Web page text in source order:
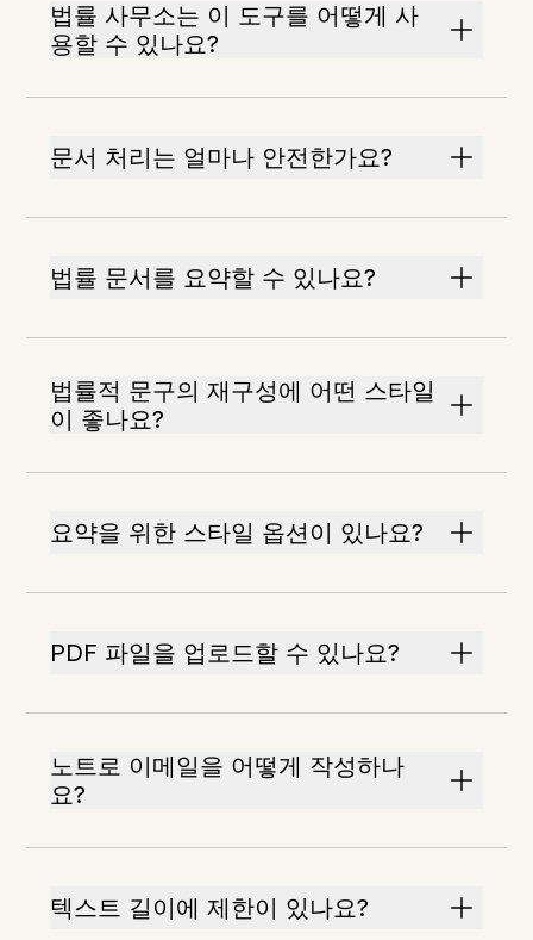
법률 사무소는 이 도구를 어떻게 사
용할 수 있나요?
문서 처리는 얼마나 안전한가요?
법률 문서를 요약할 수 있나요?
법률적 문구의 재구성에 어떤 스타일
이 좋나요?
요약을 위한 스타일 옵션이 있나요?
PDF 파일을 업로드할 수 있나요?
노트로 이메일을 어떻게 작성하나
요?
텍스트 길이에 제한이 있나요?